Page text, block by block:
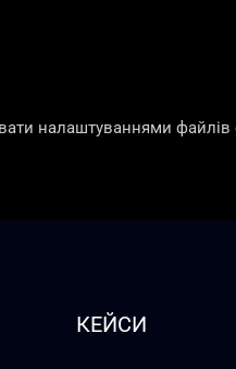
налаштуваннями
КЕЙСИ